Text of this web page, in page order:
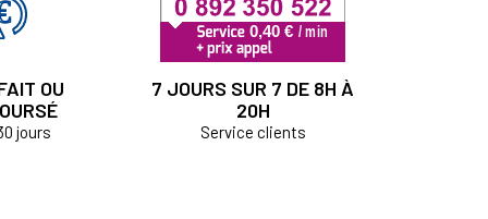
OU
jours
7 JOURS SUR 7 DE 8H À
20H
Service clients